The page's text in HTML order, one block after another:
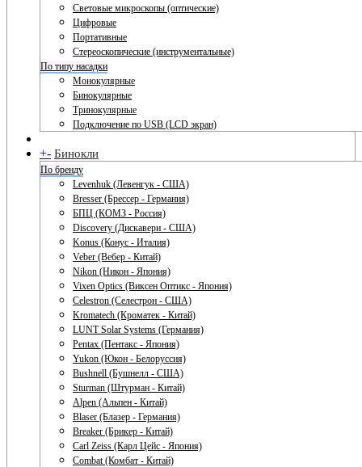
Световые микроскопы (оптические)
Цифровые
Портативные
Стереоскопические (инструментальные)
По типу насадки
Монокулярные
Бинокулярные
Тринокулярные
Подключение по USB (LCD экран)
+- Бинокли
По бренду
Levenhuk (Левенгук - США)
Bresser (Брессер - Германия)
БПЦ (КОМЗ - Россия)
Discovery (Дискавери - США)
Konus (Конус - Италия)
Veber (Вебер - Китай)
Nikon (Никон - Япония)
Vixen Optics (Виксен Оптикс - Япония)
Celestron (Селестрон - США)
Kromatech (Кроматек - Китай)
LUNT Solar Systems (Германия)
Pentax (Пентакс - Япония)
Yukon (Юкон - Белоруссия)
Bushnell (Бушнелл - США)
Sturman (Штурман - Китай)
Alpen (Альпен - Китай)
Blaser (Блазер - Германия)
Breaker (Брикер - Китай)
Carl Zeiss (Карл Цейс - Япония)
Combat (Комбат - Китай)